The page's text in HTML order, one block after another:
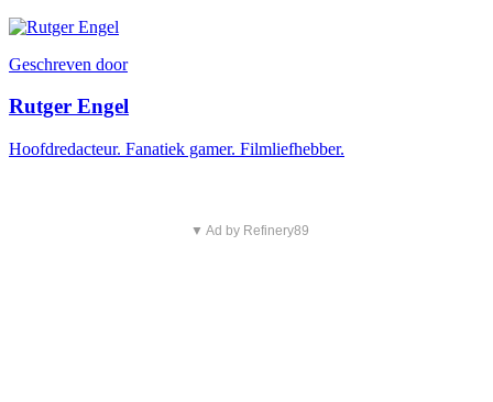
Geschreven door
Rutger Engel
Hoofdredacteur. Fanatiek gamer. Filmliefhebber.
▼ Ad by Refinery89